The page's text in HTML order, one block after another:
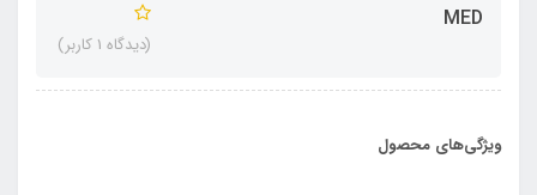
MED
(دیدگاه 1 کاربر)
ویژگی‌های محصول